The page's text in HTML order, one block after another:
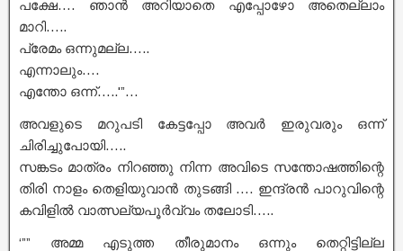
പക്ഷേ…. ഞാൻ അറിയാതെ എപ്പോഴോ അതെല്ലാം
മാറി…..
പ്രേമം ഒന്നുമല്ല…..
എന്നാലും….
എന്തോ ഒന്ന്…..'”…
അവളുടെ മറുപടി കേട്ടപ്പോ അവർ ഇരുവരും ഒന്ന്
ചിരിച്ചുപോയി…..
സങ്കടം മാത്രം നിറഞ്ഞു നിന്ന അവിടെ സന്തോഷത്തിന്റെ
തിരി നാളം തെളിയുവാൻ തുടങ്ങി …. ഇന്ദ്രൻ പാറുവിന്റെ
കവിളിൽ വാത്സല്യപൂർവ്വം തലോടി…..
‘”” അമ്മ എടുത്ത തീരുമാനം ഒന്നും തെറ്റിട്ടില്ല